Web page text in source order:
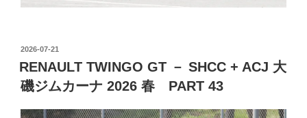
投
稿
日:
2026-07-21
RENAULT TWINGO GT － SHCC + ACJ 大
磯ジムカーナ 2026 春 PART 43